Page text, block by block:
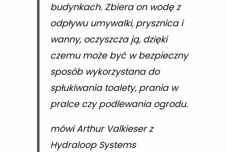
budynkach. Zbiera on wodę z
odpływu umywalki, prysznica i
wanny, oczyszcza ją, dzięki
czemu może być w bezpieczny
sposób wykorzystana do
spłukiwania toalety, prania w
pralce czy podlewania ogrodu.
mówi Arthur Valkieser z
Hydraloop Systems